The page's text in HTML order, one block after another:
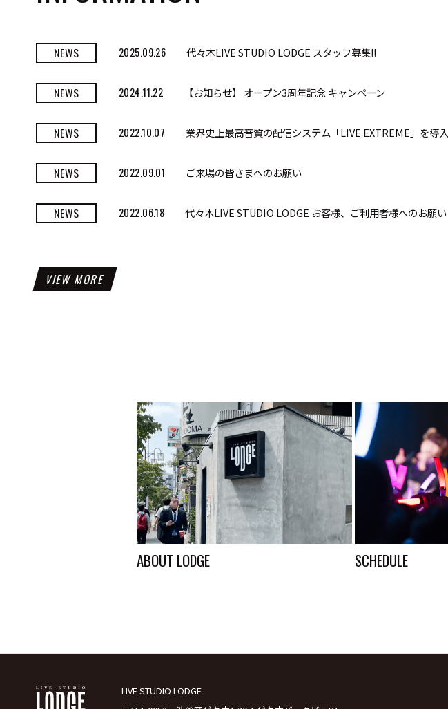
NEWS 2025.09.26 代々木LIVE STUDIO LODGE スタッフ募集!!
NEWS 2024.11.22 【お知らせ】 オープン3周年記念 キャンペーン
NEWS 2022.10.07 業界史上最高音質の配信システム「LIVE EXTREME」を導入
NEWS 2022.09.01 ご来場の皆さまへのお願い
NEWS 2022.06.18 代々木LIVE STUDIO LODGE お客様、ご利用者様へのお願い
VIEW MORE
ABOUT LODGE SCHEDULE
LIVE STUDIO LODGE